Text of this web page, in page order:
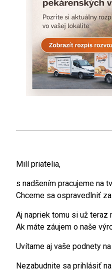
Milí priatelia,
s nadšením pracujeme na
Chceme sa ospravedlniť
Aj napriek tomu si už
Ak máte záujem o naše
Uvítame aj vaše podnety
Nezabudnite sa prihlásiť